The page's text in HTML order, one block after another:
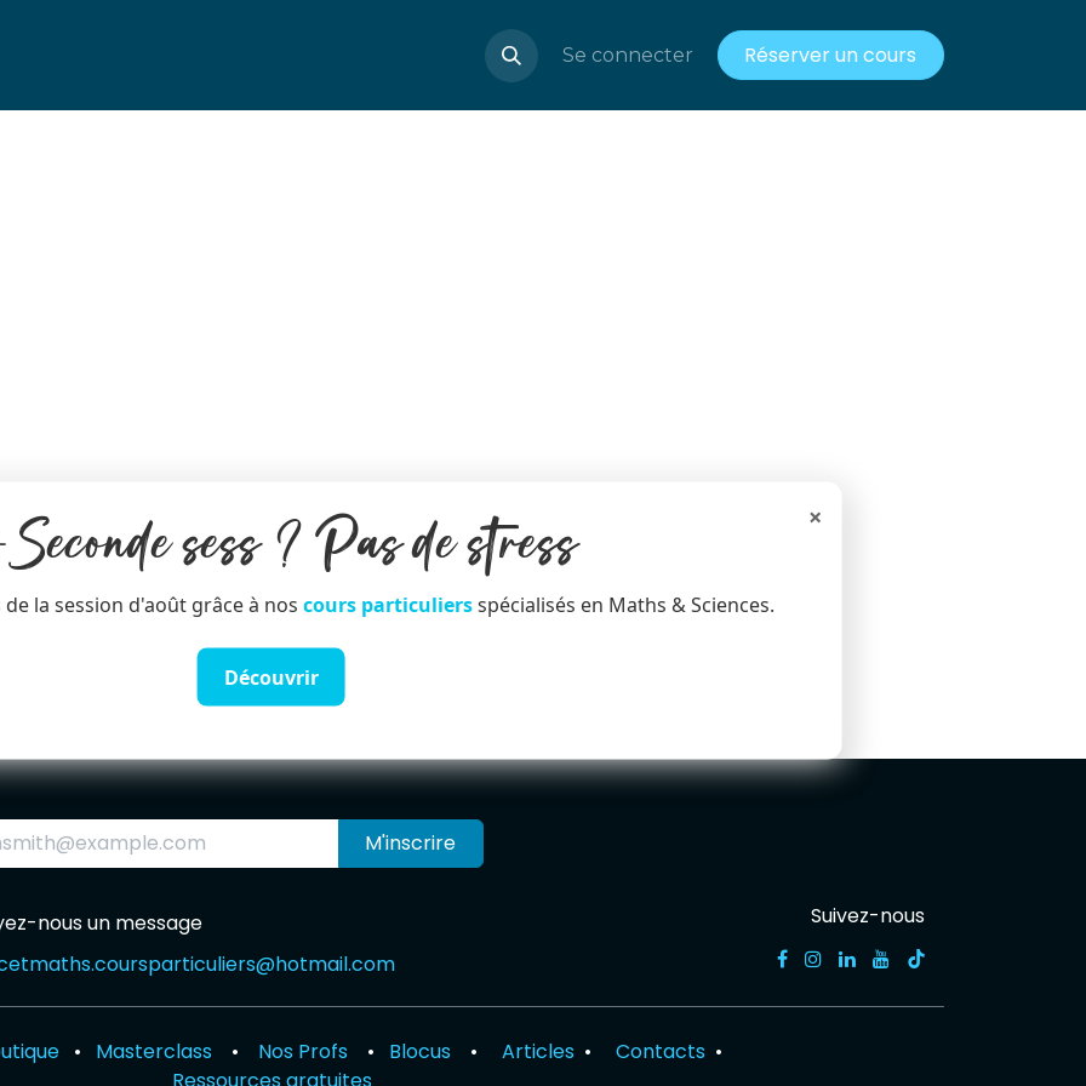
Contacts Ressources gratuites
Se connecter Réserver un cours
M'inscrire
nous un message
ticuliers@hotmail.com
Suivez-nous
• Masterclass • Nos Profs • Blocus • Articles • Contacts •
Ressources gratuites
×
sess ? Pas de stress
de la session d'août grâce à noscours particuliersspécialisés en Maths & Sciences.
Découvrir